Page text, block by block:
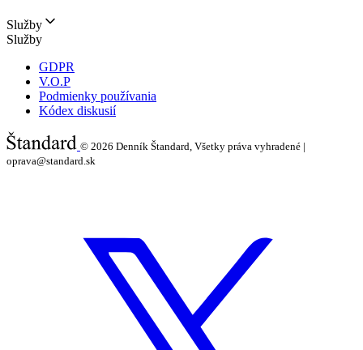
Služby
Služby
GDPR
V.O.P
Podmienky používania
Kódex diskusií
© 2026 Denník Štandard, Všetky práva vyhradené |
oprava@standard.sk